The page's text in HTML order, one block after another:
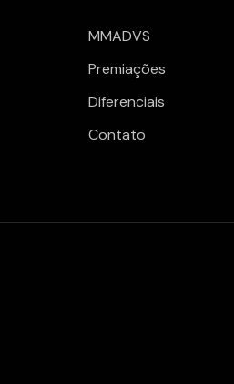
MMADVS
Premiações
Diferenciais
Contato